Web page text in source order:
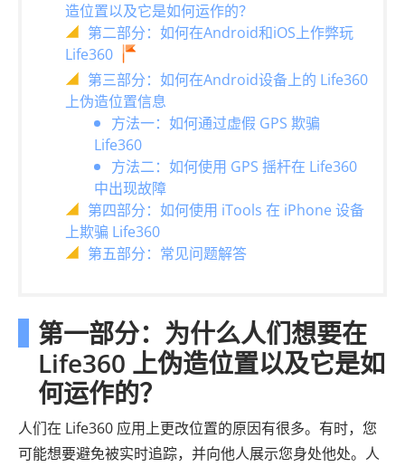
造位置以及它是如何运作的？
第二部分：如何在Android和iOS上作弊玩
Life360
第三部分：如何在Android设备上的 Life360
上伪造位置信息
方法一：如何通过虚假 GPS 欺骗
Life360
方法二：如何使用 GPS 摇杆在 Life360
中出现故障
第四部分：如何使用 iTools 在 iPhone 设备
上欺骗 Life360
第五部分：常见问题解答
第一部分：为什么人们想要在
Life360 上伪造位置以及它是如
何运作的？
人们在 Life360 应用上更改位置的原因有很多。有时，您
可能想要避免被实时追踪，并向他人展示您身处他处。人